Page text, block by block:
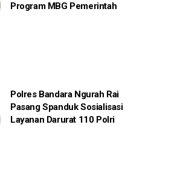
Program MBG Pemerintah
Polres Bandara Ngurah Rai
Pasang Spanduk Sosialisasi
Layanan Darurat 110 Polri